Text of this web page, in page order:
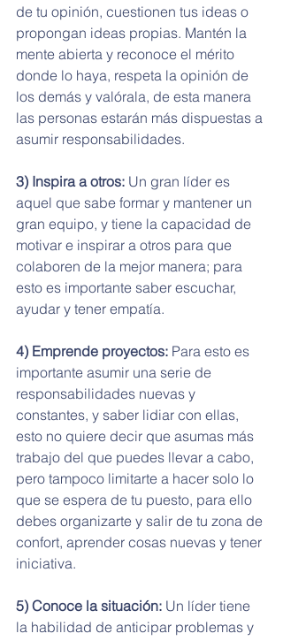
de tu opinión, cuestionen tus ideas o
propongan ideas propias. Mantén la
mente abierta y reconoce el mérito
donde lo haya, respeta la opinión de
los demás y valórala, de esta manera
las personas estarán más dispuestas a
asumir responsabilidades.
3) Inspira a otros: Un gran líder es
aquel que sabe formar y mantener un
gran equipo, y tiene la capacidad de
motivar e inspirar a otros para que
colaboren de la mejor manera; para
esto es importante saber escuchar,
ayudar y tener empatía.
4) Emprende proyectos: Para esto es
importante asumir una serie de
responsabilidades nuevas y
constantes, y saber lidiar con ellas,
esto no quiere decir que asumas más
trabajo del que puedes llevar a cabo,
pero tampoco limitarte a hacer solo lo
que se espera de tu puesto, para ello
debes organizarte y salir de tu zona de
confort, aprender cosas nuevas y tener
iniciativa.
5) Conoce la situación: Un líder tiene
la habilidad de anticipar problemas y